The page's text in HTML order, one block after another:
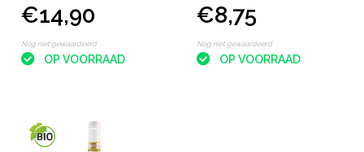
€14,90
Nog niet gewaardeerd
OP VOORRAAD
€8,75
Nog niet gewaardeerd
OP VOORRAAD